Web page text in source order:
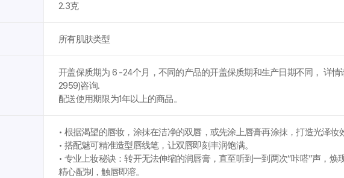
2.3克
所有肌肤类型
开盖保质期为 6 -24个月，不同的产品的开盖保质期和生产日期不同， 详情
2959)咨询.
配送使用期限为1年以上的商品。
• 根据渴望的唇妆，涂抹在洁净的双唇，或先涂上唇膏再涂抹，打造光泽妆
• 搭配魅可精准造型唇线笔，让双唇即刻丰润饱满。
• 专业上妆秘诀：转开无法伸缩的润唇膏，直至听到一到两次“咔嗒”声，焕
精心配制，触唇即溶。